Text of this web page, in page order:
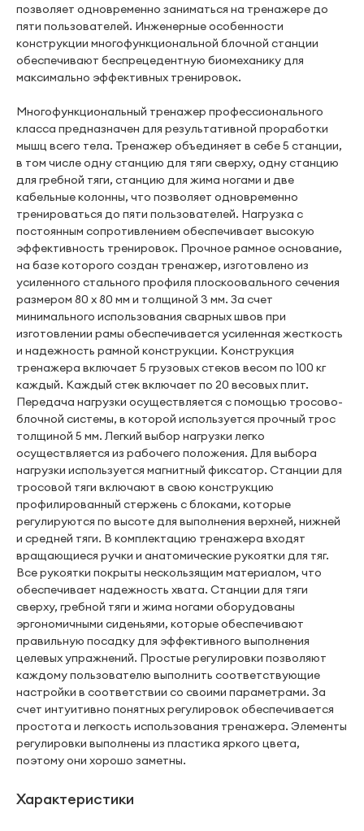
позволяет одновременно заниматься на тренажере до
пяти пользователей. Инженерные особенности
конструкции многофункциональной блочной станции
обеспечивают беспрецедентную биомеханику для
максимально эффективных тренировок.
Многофункциональный тренажер профессионального
класса предназначен для результативной проработки
мышц всего тела. Тренажер объединяет в себе 5 станции,
в том числе одну станцию для тяги сверху, одну станцию
для гребной тяги, станцию для жима ногами и две
кабельные колонны, что позволяет одновременно
тренироваться до пяти пользователей. Нагрузка с
постоянным сопротивлением обеспечивает высокую
эффективность тренировок. Прочное рамное основание,
на базе которого создан тренажер, изготовлено из
усиленного стального профиля плоскоовального сечения
размером 80 х 80 мм и толщиной 3 мм. За счет
минимального использования сварных швов при
изготовлении рамы обеспечивается усиленная жесткость
и надежность рамной конструкции. Конструкция
тренажера включает 5 грузовых стеков весом по 100 кг
каждый. Каждый стек включает по 20 весовых плит.
Передача нагрузки осуществляется с помощью тросово-
блочной системы, в которой используется прочный трос
толщиной 5 мм. Легкий выбор нагрузки легко
осуществляется из рабочего положения. Для выбора
нагрузки используется магнитный фиксатор. Станции для
тросовой тяги включают в свою конструкцию
профилированный стержень с блоками, которые
регулируются по высоте для выполнения верхней, нижней
и средней тяги. В комплектацию тренажера входят
вращающиеся ручки и анатомические рукоятки для тяг.
Все рукоятки покрыты нескользящим материалом, что
обеспечивает надежность хвата. Станции для тяги
сверху, гребной тяги и жима ногами оборудованы
эргономичными сиденьями, которые обеспечивают
правильную посадку для эффективного выполнения
целевых упражнений. Простые регулировки позволяют
каждому пользователю выполнить соответствующие
настройки в соответствии со своими параметрами. За
счет интуитивно понятных регулировок обеспечивается
простота и легкость использования тренажера. Элементы
регулировки выполнены из пластика яркого цвета,
поэтому они хорошо заметны.
Характеристики